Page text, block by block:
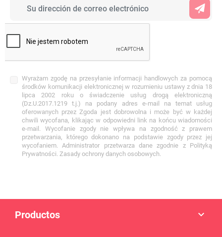
Wyrażam zgodę na przesyłanie informacji handlowych za pomocą
środków komunikacji elektronicznej w rozumieniu ustawy z dnia 18
lipca 2002 roku o świadczenie usług drogą elektroniczną
(Dz.U.2017.1219 t.j.) na podany adres e-mail na temat usług
oferowanych przez Zgoda jest dobrowolna i może być w każdej
chwili wycofana, klikając w odpowiedni link na końcu wiadomości
e-mail. Wycofanie zgody nie wpływa na zgodność z prawem
przetwarzania, którego dokonano na podstawie zgody przez jej
wycofaniem. Administrator przetwarza dane zgodnie z Polityką
Prywatności. Zasady ochrony danych osobowych.
Productos 